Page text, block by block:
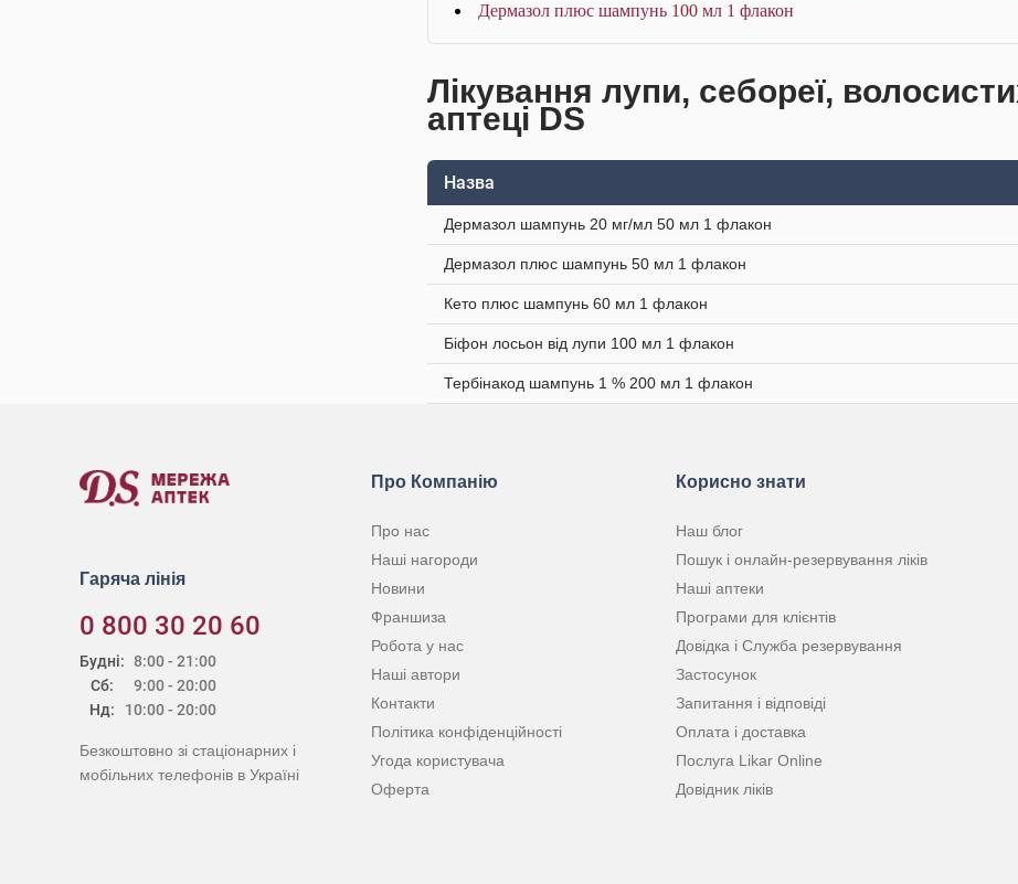
Дермазол плюс шампунь 100 мл 1 флакон
Лікування лупи, себореї,
аптеці DS
Назва
Дермазол шампунь 20 мг/мл 50 мл 1 флакон
Дермазол плюс шампунь 50 мл 1 флакон
Кето плюс шампунь 60 мл 1 флакон
Біфон лосьон від лупи 100 мл 1 флакон
Тербінакод шампунь 1 % 200 мл 1 флакон
Гаряча лінія
0 800 30 20 60
Будні:
Сб:
Нд:
8:00 - 21:00
9:00 - 20:00
10:00 - 20:00
Безкоштовно зі стаціонарних і
мобільних телефонів в Україні
Про Компанію
Про нас
Наші нагороди
Новини
Франшиза
Робота у нас
Наші автори
Контакти
Політика конфіденційності
Угода користувача
Оферта
Корисно знати
Наш блог
Пошук і онлайн-резервування ліків
Наші аптеки
Програми для клієнтів
Довідка і Служба резервування
Застосунок
Запитання і відповіді
Оплата і доставка
Послуга Likar Online
Довідник ліків